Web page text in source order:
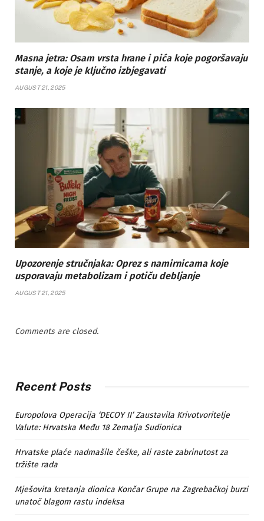
Masna jetra: Osam vrsta hrane i pića koje pogoršavaju
stanje, a koje je ključno izbjegavati
AUGUST 21, 2025
Upozorenje stručnjaka: Oprez s namirnicama koje
usporavaju metabolizam i potiču debljanje
AUGUST 21, 2025
Comments are closed.
Recent Posts
Europolova Operacija ‘DECOY II’ Zaustavila Krivotvoritelje
Valute: Hrvatska Među 18 Zemalja Sudionica
Hrvatske plaće nadmašile češke, ali raste zabrinutost za
tržište rada
Mješovita kretanja dionica Končar Grupe na Zagrebačkoj burzi
unatoč blagom rastu indeksa